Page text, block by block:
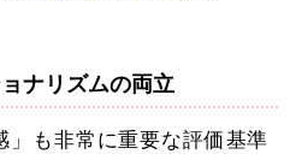
ナリズムの両立
」も非常に重要な評価基準